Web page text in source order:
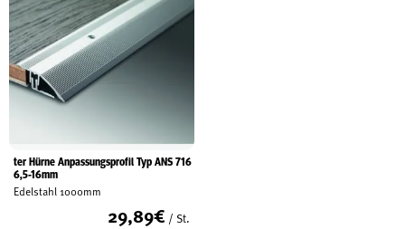
ter Hürne Anpassungsprofil Typ ANS 716
6,5-16mm
Edelstahl 1000mm
29,89€ / St.